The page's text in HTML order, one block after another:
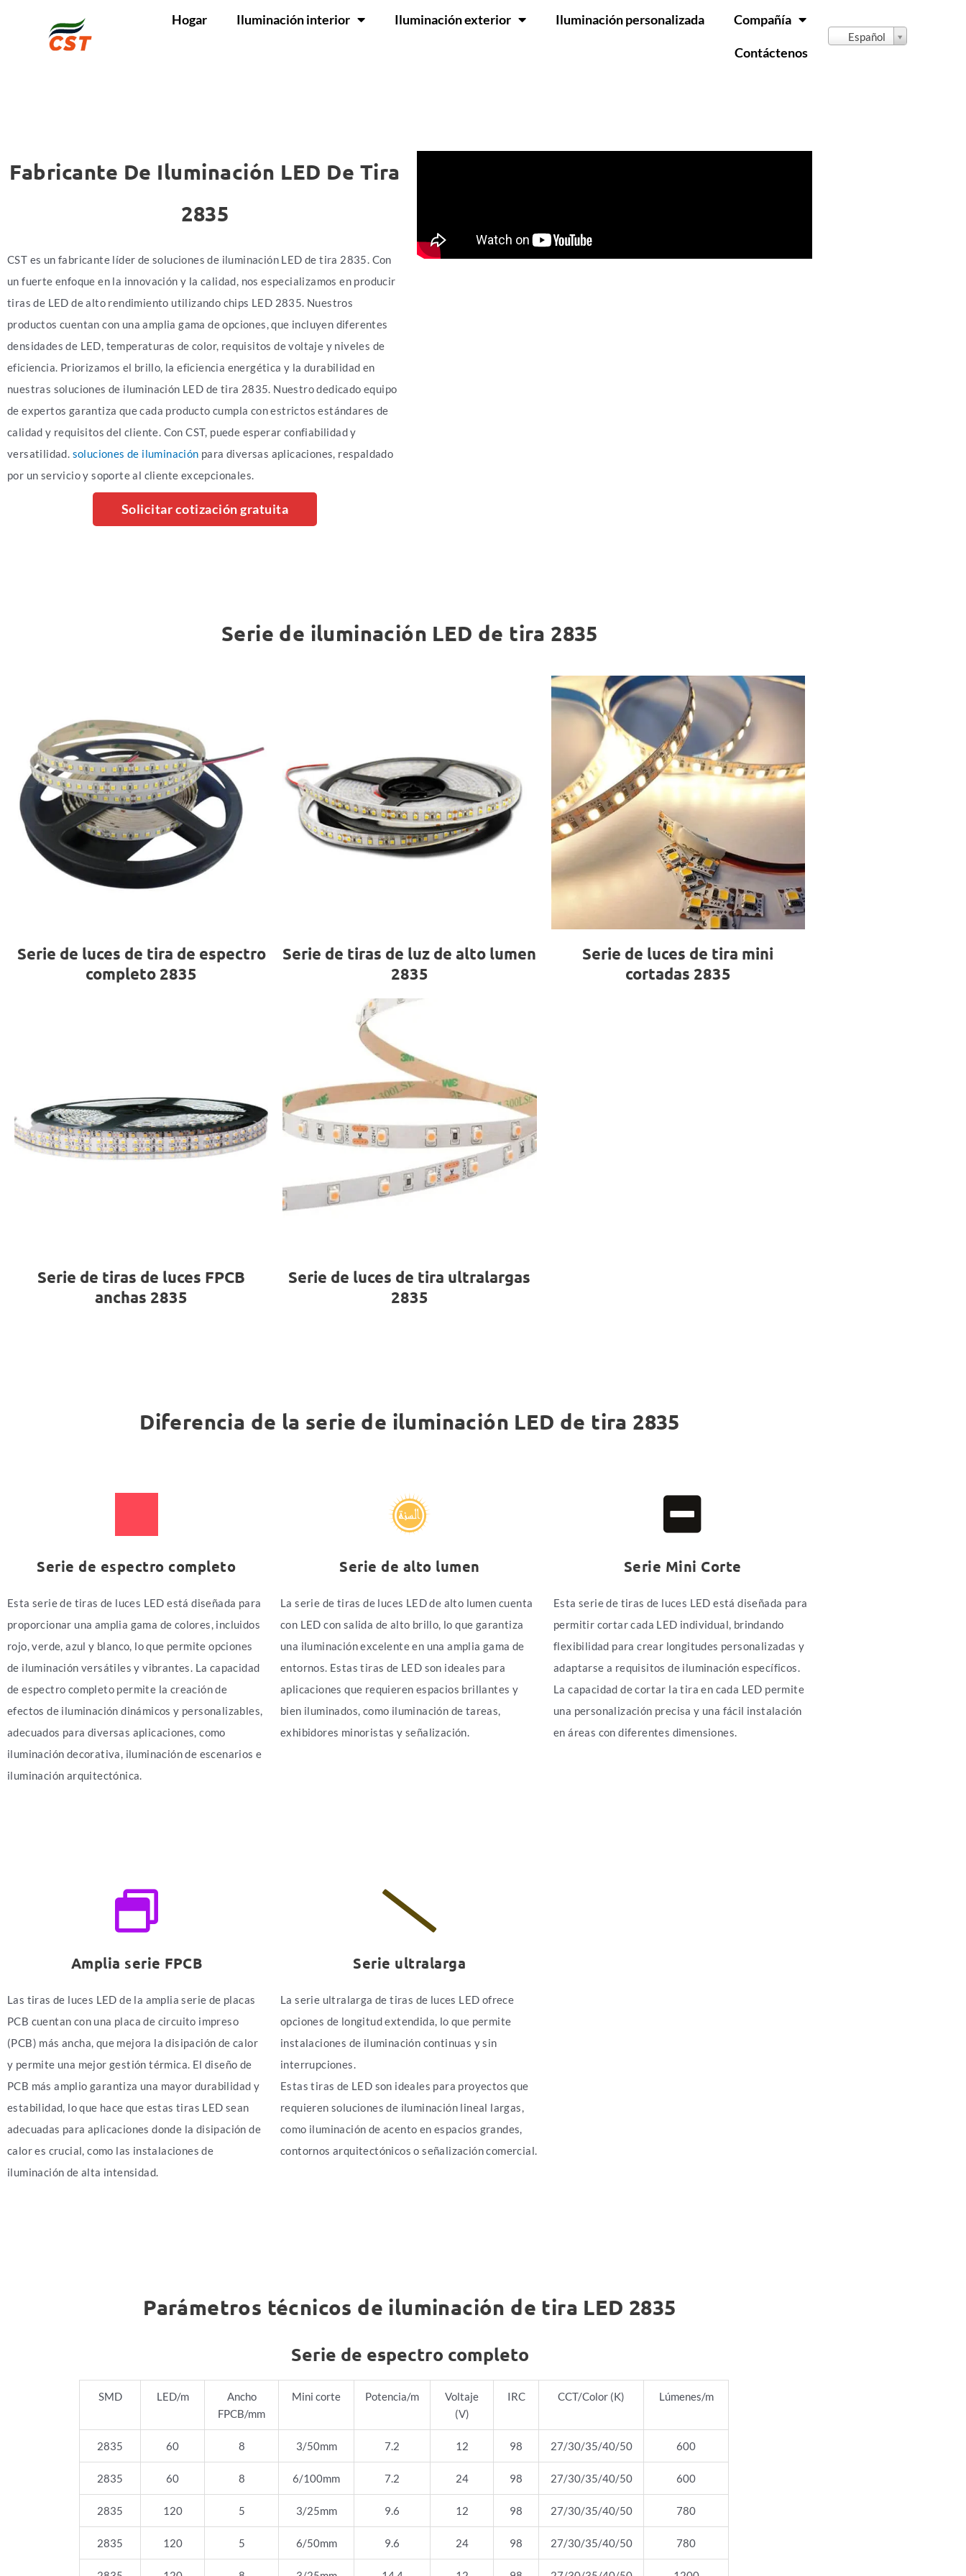
Hogar Iluminación interior Iluminación exterior Iluminación personalizada Compañía
Contáctenos
Español
Fabricante De Iluminación LED De Tira
2835
CST es un fabricante líder de soluciones de iluminación LED de tira 2835. Con
un fuerte enfoque en la innovación y la calidad, nos especializamos en producir
tiras de LED de alto rendimiento utilizando chips LED 2835. Nuestros
productos cuentan con una amplia gama de opciones, que incluyen diferentes
densidades de LED, temperaturas de color, requisitos de voltaje y niveles de
eficiencia. Priorizamos el brillo, la eficiencia energética y la durabilidad en
nuestras soluciones de iluminación LED de tira 2835. Nuestro dedicado equipo
de expertos garantiza que cada producto cumpla con estrictos estándares de
calidad y requisitos del cliente. Con CST, puede esperar confiabilidad y
versatilidad. soluciones de iluminación para diversas aplicaciones, respaldado
por un servicio y soporte al cliente excepcionales.
Solicitar cotización gratuita
Serie de iluminación LED de tira 2835
Serie de luces de tira de espectro
completo 2835
Serie de tiras de luz de alto lumen
2835
Serie de luces de tira mini
cortadas 2835
Serie de tiras de luces FPCB
anchas 2835
Serie de luces de tira ultralargas
2835
Diferencia de la serie de iluminación LED de tira 2835
Serie de espectro completo
Esta serie de tiras de luces LED está diseñada para
proporcionar una amplia gama de colores, incluidos
rojo, verde, azul y blanco, lo que permite opciones
de iluminación versátiles y vibrantes. La capacidad
de espectro completo permite la creación de
efectos de iluminación dinámicos y personalizables,
adecuados para diversas aplicaciones, como
iluminación decorativa, iluminación de escenarios e
iluminación arquitectónica.
Serie de alto lumen
La serie de tiras de luces LED de alto lumen cuenta
con LED con salida de alto brillo, lo que garantiza
una iluminación excelente en una amplia gama de
entornos. Estas tiras de LED son ideales para
aplicaciones que requieren espacios brillantes y
bien iluminados, como iluminación de tareas,
exhibidores minoristas y señalización.
Serie Mini Corte
Esta serie de tiras de luces LED está diseñada para
permitir cortar cada LED individual, brindando
flexibilidad para crear longitudes personalizadas y
adaptarse a requisitos de iluminación específicos.
La capacidad de cortar la tira en cada LED permite
una personalización precisa y una fácil instalación
en áreas con diferentes dimensiones.
Amplia serie FPCB
Las tiras de luces LED de la amplia serie de placas
PCB cuentan con una placa de circuito impreso
(PCB) más ancha, que mejora la disipación de calor
y permite una mejor gestión térmica. El diseño de
PCB más amplio garantiza una mayor durabilidad y
estabilidad, lo que hace que estas tiras LED sean
adecuadas para aplicaciones donde la disipación de
calor es crucial, como las instalaciones de
iluminación de alta intensidad.
Serie ultralarga
La serie ultralarga de tiras de luces LED ofrece
opciones de longitud extendida, lo que permite
instalaciones de iluminación continuas y sin
interrupciones.
Estas tiras de LED son ideales para proyectos que
requieren soluciones de iluminación lineal largas,
como iluminación de acento en espacios grandes,
contornos arquitectónicos o señalización comercial.
Parámetros técnicos de iluminación de tira LED 2835
Serie de espectro completo
SMD LED/m
Ancho
FPCB/mm
Mini corte Potencia/m
Voltaje
(V)
IRC CCT/Color (K) Lúmenes/m
2835 60 8 3/50mm 7.2 12 98 27/30/35/40/50 600
2835 60 8 6/100mm 7.2 24 98 27/30/35/40/50 600
2835 120 5 3/25mm 9.6 12 98 27/30/35/40/50 780
2835 120 5 6/50mm 9.6 24 98 27/30/35/40/50 780